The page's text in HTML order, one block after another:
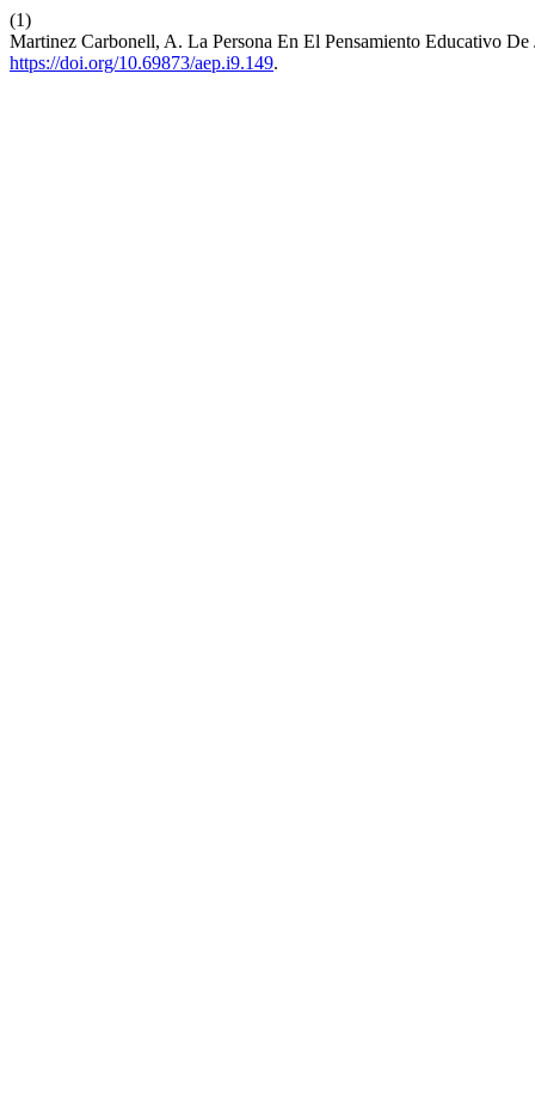
(1)
Martinez Carbonell, A. La Persona En El Pensamiento Educativo
https://doi.org/10.69873/aep.i9.149.